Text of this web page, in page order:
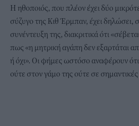
Η ηθοποιός, που πλέον έχει δύο
σύζυγο της Κιθ Έρμπαν, έχει δηλώσει,
συνέντευξη της, διακριτικά ότι
πως «η μητρική αγάπη δεν εξαρτάται
ή όχι». Οι φήμες ωστόσο αναφέρουν
ούτε στον γάμο της ούτε σε σημαντικές